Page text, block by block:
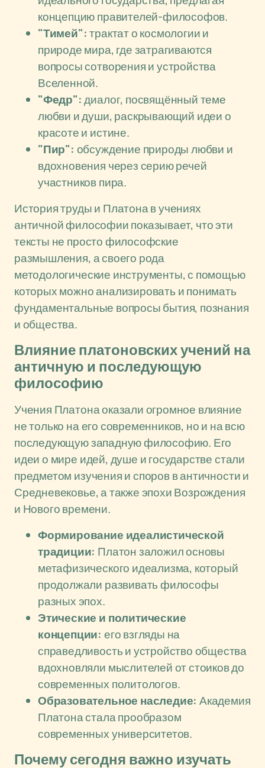
концепцию правителей-философов.
"Тимей":трактат о космологии и
природе мира, где затрагиваются
вопросы сотворения и устройства
Вселенной.
"Федр":диалог, посвящённый теме
любви и души, раскрывающий идеи о
красоте и истине.
"Пир": обсуждение природы любви и
вдохновения через серию речей
участников пира.
История труды и Платона в учениях
античной философии показывает, что эти
тексты не просто философские
размышления, а своего рода
методологические инструменты, с помощью
которых можно анализировать и понимать
фундаментальные вопросы бытия, познания
и общества.
Влияние платоновских учений на
античную и последующую
философию
Учения Платона оказали огромное влияние
не только на его современников, но и на всю
последующую западную философию. Его
идеи о мире идей, душе и государстве стали
предметом изучения и споров в античности и
Средневековье, а также эпохи Возрождения
и Нового времени.
Формирование идеалистической
традиции: Платон заложил основы
метафизического идеализма, который
продолжали развивать философы
разных эпох.
Этические и политические
концепции: его взгляды на
справедливость и устройство общества
вдохновляли мыслителей от стоиков до
современных политологов.
Образовательное наследие: Академия
Платона стала прообразом
современных университетов.
Почему сегодня важно изучать